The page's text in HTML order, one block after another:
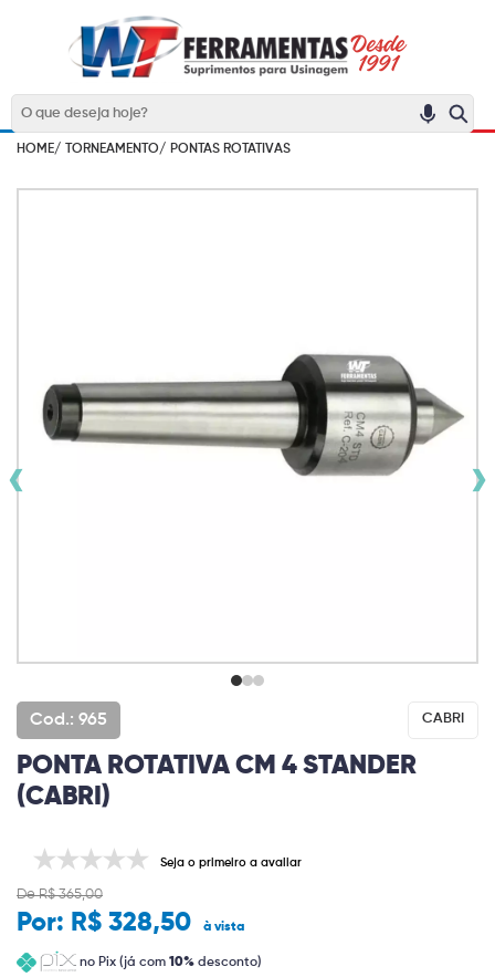
HOME/ TORNEAMENTO/ PONTAS ROTATIVAS
‹ ›
Cod.: 965 CABRI
PONTA ROTATIVA CM 4 STANDER
(CABRI)
Seja o primeiro a avaliar
De R$ 365,00
Por: R$ 328,50 à vista
no Pix (já com 10% desconto)